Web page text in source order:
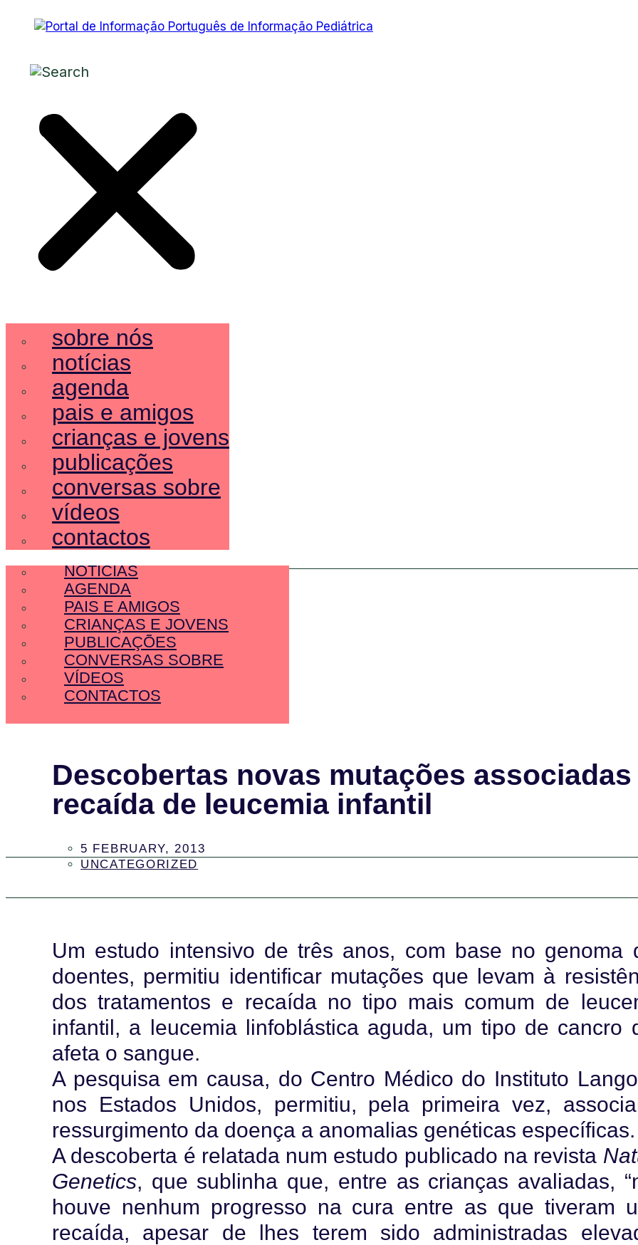
sobre nós
notícias
agenda
pais e amigos
crianças e jovens
publicações
conversas sobre
vídeos
contactos
SOBRE NÓS
NOTÍCIAS
AGENDA
PAIS E AMIGOS
CRIANÇAS E JOVENS
PUBLICAÇÕES
CONVERSAS SOBRE
VÍDEOS
CONTACTOS
Descobertas novas mutações associadas
recaída de leucemia infantil
5 FEBRUARY, 2013
UNCATEGORIZED
Um estudo intensivo de três anos, com base no genoma
doentes, permitiu identificar mutações que levam à
dos tratamentos e recaída no tipo mais comum de
infantil, a leucemia linfoblástica aguda, um tipo de cancro
afeta o sangue.
A pesquisa em causa, do Centro Médico do Instituto
nos Estados Unidos, permitiu, pela primeira vez,
ressurgimento da doença a anomalias genéticas específicas.
A descoberta é relatada num estudo publicado na revista
Genetics, que sublinha que, entre as crianças avaliadas,
houve nenhum progresso na cura entre as que tiveram
recaída, apesar de lhes terem sido administradas